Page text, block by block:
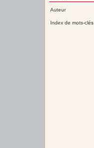
Auteur
Index de mots-clés